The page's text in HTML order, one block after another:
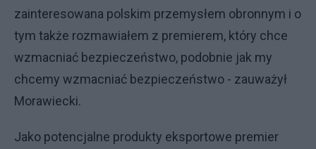
zainteresowana polskim przemysłem obronnym i o
tym także rozmawiałem z premierem, który chce
wzmacniać bezpieczeństwo, podobnie jak my
chcemy wzmacniać bezpieczeństwo - zauważył
Morawiecki.
Jako potencjalne produkty eksportowe premier